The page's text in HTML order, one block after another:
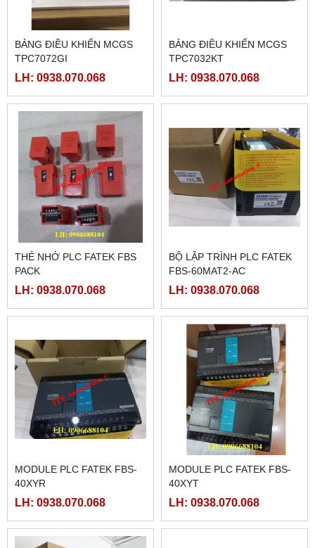
BẢNG ĐIỀU KHIỂN MCGS
TPC7072GI
LH: 0938.070.068
BẢNG ĐIỀU KHIỂN MCGS
TPC7032KT
LH: 0938.070.068
THẺ NHỚ PLC FATEK FBS
PACK
LH: 0938.070.068
BỘ LẬP TRÌNH PLC FATEK
FBS-60MAT2-AC
LH: 0938.070.068
MODULE PLC FATEK FBS-
40XYR
LH: 0938.070.068
MODULE PLC FATEK FBS-
40XYT
LH: 0938.070.068